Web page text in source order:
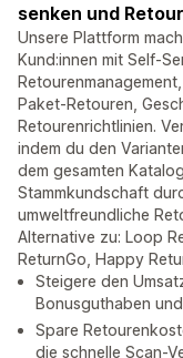
senken und
Unsere Plattform
Kund:innen mit Self-
Paket-Retouren,
Retourenrichtlinien.
indem du den
dem gesamten
Stammkundschaft
umweltfreundliche
Alternative zu: Loop
ReturnGo, Happy
Steigere den
Bonusguthaben
Spare
die schnelle Scan-